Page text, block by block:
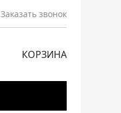
Заказать звонок
КОРЗИНА